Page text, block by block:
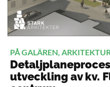
PÅ GALÄREN, ARKITEKTUR
utveckling av kv.